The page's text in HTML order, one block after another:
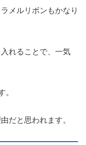
メルリボンもかなり
れることで、一気
。
だと思われます。